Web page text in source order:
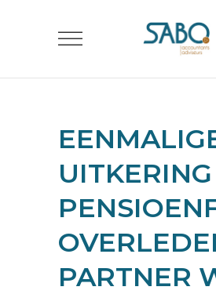
UITKERING
PARTNER